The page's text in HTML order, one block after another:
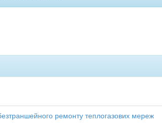
ремонту теплогазових мереж